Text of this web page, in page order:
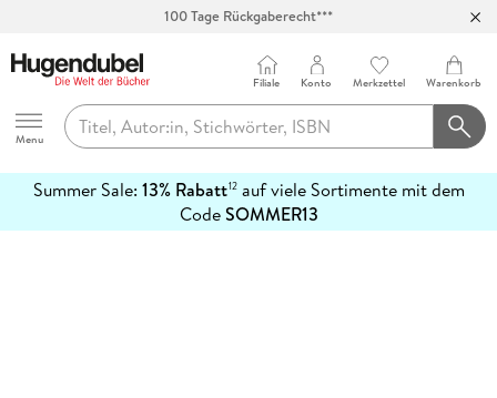
100 Tage Rückgaberecht***
Hugendubel
Menu
Filiale Konto Merkzettel Warenkorb
Summer Sale: 13% Rabatt12auf viele Sortimente mit dem
CodeSOMMER13
erfahren